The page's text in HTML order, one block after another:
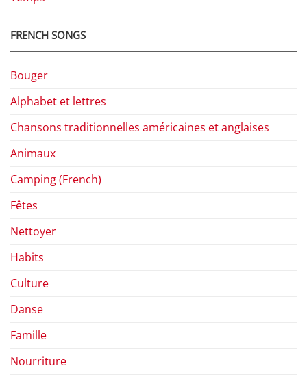
FRENCH SONGS
Bouger
Alphabet et lettres
Chansons traditionnelles américaines et anglaises
Animaux
Camping (French)
Fêtes
Nettoyer
Habits
Culture
Danse
Famille
Nourriture